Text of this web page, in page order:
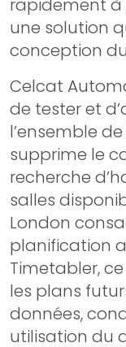
rapidement à
une solution
conception
Celcat
de tester et
l’ensemble
supprime le
recherche
salles
London
planification
Timetabler,
les plans
données,
utilisation du